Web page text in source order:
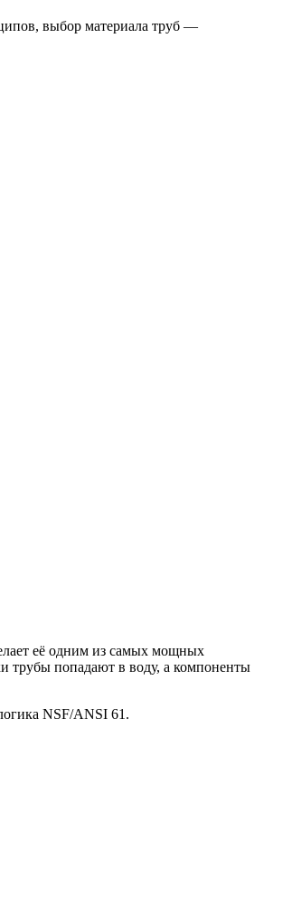
выбор материала труб —
её одним из самых мощных
трубы попадают в воду, а компоненты
NSF/ANSI 61.